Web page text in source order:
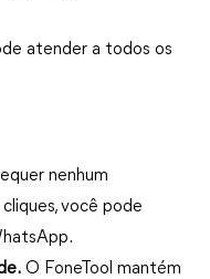
atender a todos os
nenhum
você pode
O FoneTool mantém